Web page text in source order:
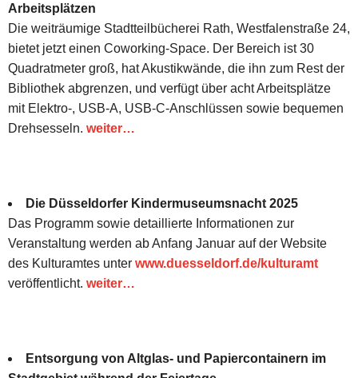
Arbeitsplätzen
Die weiträumige Stadtteilbücherei Rath, Westfalenstraße 24,
bietet jetzt einen Coworking-Space. Der Bereich ist 30
Quadratmeter groß, hat Akustikwände, die ihn zum Rest der
Bibliothek abgrenzen, und verfügt über acht Arbeitsplätze
mit Elektro-, USB-A, USB-C-Anschlüssen sowie bequemen
Drehsesseln. weiter…
Die Düsseldorfer Kindermuseumsnacht 2025
Das Programm sowie detaillierte Informationen zur
Veranstaltung werden ab Anfang Januar auf der Website
des Kulturamtes unter www.duesseldorf.de/kulturamt
veröffentlicht. weiter…
Entsorgung von Altglas- und Papiercontainern im